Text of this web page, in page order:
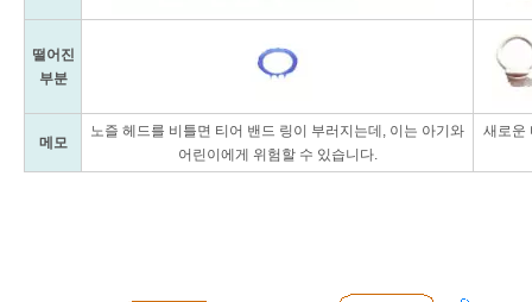
떨어진
부분
메모
노즐 헤드를 비틀면 티어 밴드 링이 부러지는데, 이는 아기와
어린이에게 위험할 수 있습니다.
새로운